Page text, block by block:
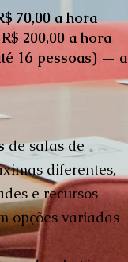
70,00 a hora
200,00 a hora
16 pessoas) — a
de salas de
diferentes,
e recursos
opções variadas